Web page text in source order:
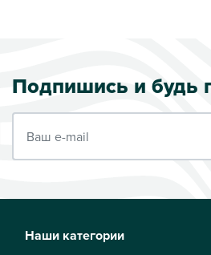
Подпишись и будь
Наши категории